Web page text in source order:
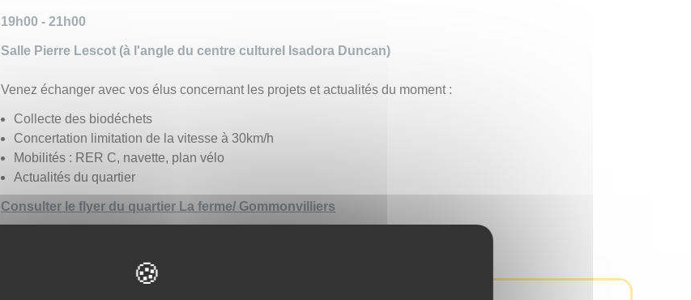
19h00 - 21h00
Salle Pierre Lescot (à l'angle du centre culturel Isadora Duncan)
Venez échanger avec vos élus concernant les projets et actualités du moment :
Collecte des biodéchets
Concertation limitation de la vitesse à 30km/h
Mobilités : RER C, navette, plan vélo
Actualités du quartier
Consulter le flyer du quartier La ferme/ Gommonvilliers